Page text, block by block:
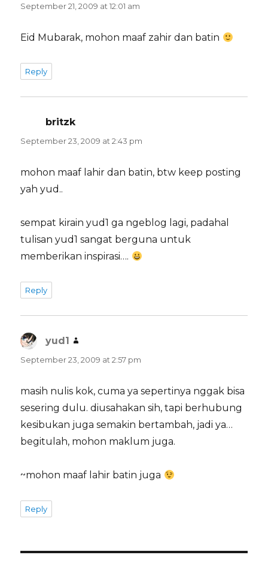
September 21, 2009 at 12:01 am
Eid Mubarak, mohon maaf zahir dan batin
Reply
britzksays:
September 23, 2009 at 2:43 pm
mohon maaf lahir dan batin, btw keep posting
yah yud..
sempat kirain yud1 ga ngeblog lagi, padahal
tulisan yud1 sangat berguna untuk
memberikan inspirasi….
Reply
yud1
September 23, 2009 at 2:57 pm
masih nulis kok, cuma ya sepertinya nggak bisa
sesering dulu. diusahakan sih, tapi berhubung
kesibukan juga semakin bertambah, jadi ya…
begitulah, mohon maklum juga.
~mohon maaf lahir batin juga
Reply